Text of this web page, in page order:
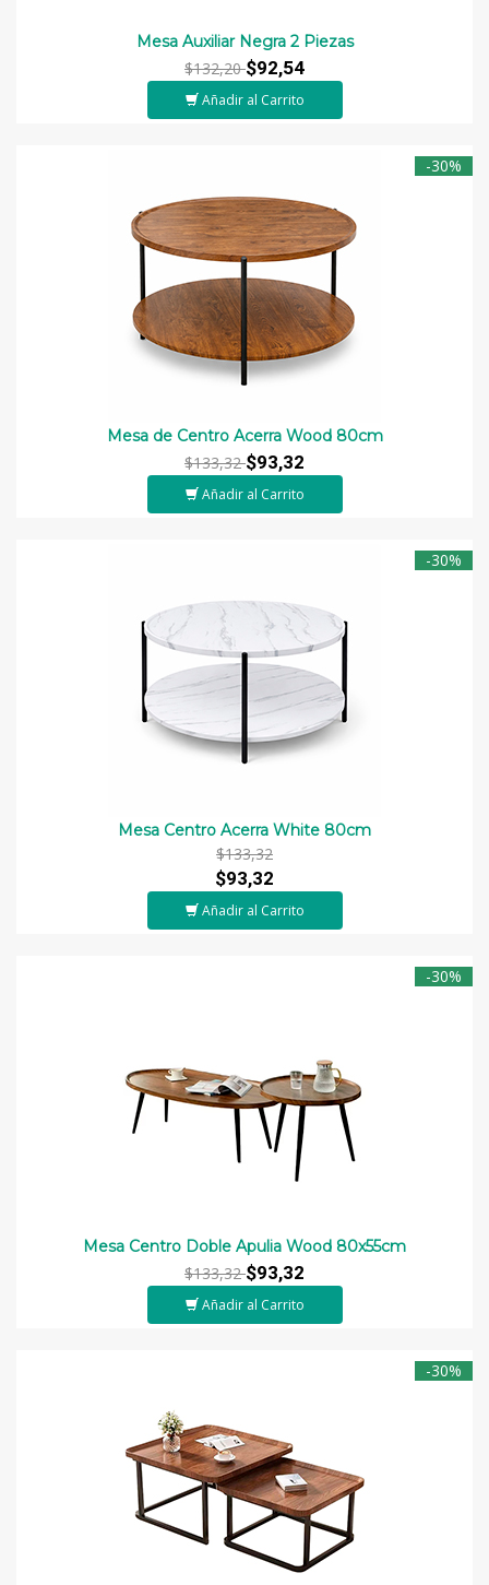
Mesa Auxiliar Negra 2 Piezas
$132,20$92,54
Añadir al Carrito
-30%
Mesa de Centro Acerra Wood 80cm
$133,32$93,32
Añadir al Carrito
-30%
Mesa Centro Acerra White 80cm
$133,32
$93,32
Añadir al Carrito
-30%
Mesa Centro Doble Apulia Wood 80x55cm
$133,32$93,32
Añadir al Carrito
-30%